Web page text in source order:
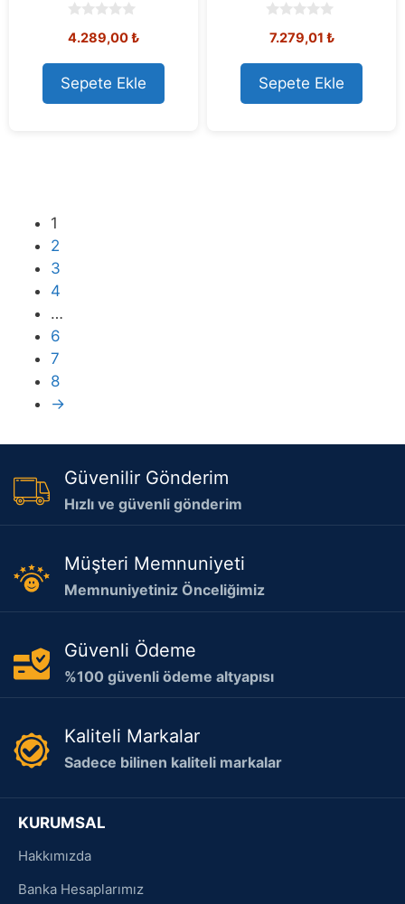
o
t
o
f
5
4.289,00₺
Sepete Ekle
o
t
o
f
5
7.279,01 ₺
Sepete Ekle
1
2
3
4
…
6
7
8
→
Güvenilir Gönderim
Hızlı ve güvenli gönderim
Müşteri Memnuniyeti
Memnuniyetiniz Önceliğimiz
Güvenli Ödeme
%100 güvenli ödeme altyapısı
Kaliteli Markalar
Sadece bilinen kaliteli markalar
KURUMSAL
Hakkımızda
Banka Hesaplarımız